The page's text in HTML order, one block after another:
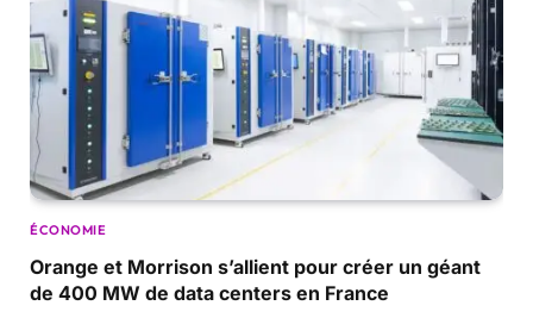
ÉCONOMIE
Orange et Morrison s’allient pour créer un géant
de 400 MW de data centers en France